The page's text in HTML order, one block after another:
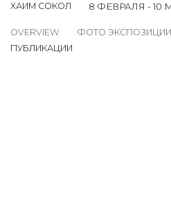
ХАИМ СОКОЛ 8 ФЕВРАЛЯ - 10
OVERVIEW ФОТО ЭКСПОЗИЦИИ
ПУБЛИКАЦИИ